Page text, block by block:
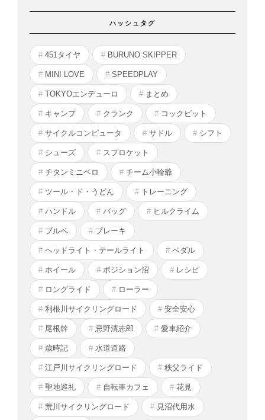
ハッシュタグ
451タイヤ BURUNO SKIPPER
MINI LOVE SPEEDPLAY
TOKYOエンデューロ まとめ
キャンプ クランク コックピット
サイクルコンピュータ サドル シフト
シューズ スプロケット
チタンミニベロ チーム小輪爺
ツール・ド・うどん トレーニング
ハンドル バッグ ヒルクライム
ブルベ ブレーキ
ヘッドライト・テールライト ペダル
ホイール ポジション沼 レシピ
ロングライド ローラー
利根川サイクリングロード 安全安心
尾根幹 忌野清志郎 愛車紹介
歳時記 水道道路
江戸川サイクリングロード 秩父ライド
聖地巡礼 自転車カフェ 花見
荒川サイクリングロード 見沼代用水